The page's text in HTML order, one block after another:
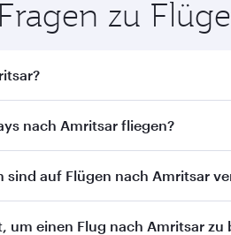
zu
nach Amritsar. Flugpläne
nach Amritsar fliegen?
nach Amritsar fliegen. Wir
sind auf Flügen nach Amritsar
ist von der
um einen Flug nach Amritsar zu